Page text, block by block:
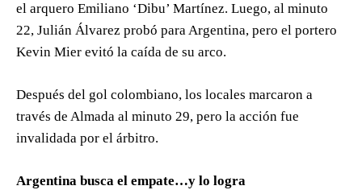
el arquero Emiliano ‘Dibu’ Martínez. Luego, al minuto
22, Julián Álvarez probó para Argentina, pero el portero
Kevin Mier evitó la caída de su arco.
Después del gol colombiano, los locales marcaron a
través de Almada al minuto 29, pero la acción fue
invalidada por el árbitro.
Argentina busca el empate…y lo logra